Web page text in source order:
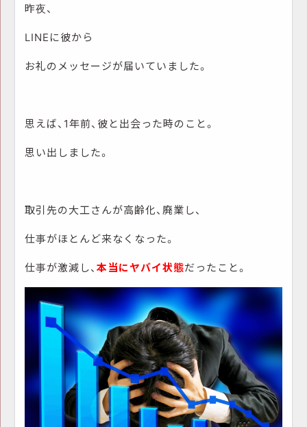
昨夜、
LINEに彼から
お礼のメッセージが届いていました。
思えば、1年前、彼と出会った時のこと。
思い出しました。
取引先の大工さんが高齢化、廃業し、
仕事がほとんど来なくなった。
仕事が激減し、本当にヤバイ状態だったこと。